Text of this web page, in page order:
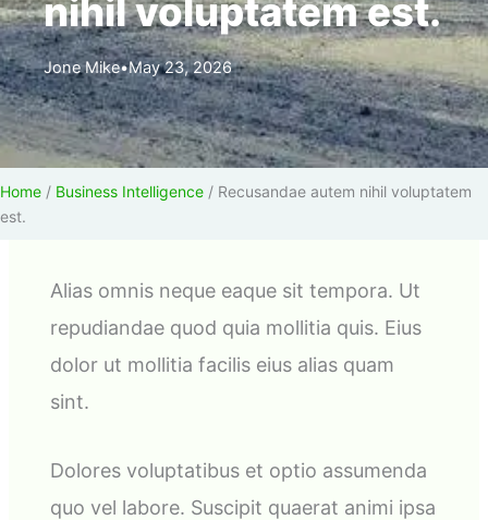
nihil voluptatem est.
Jone Mike•May 23, 2026
Home / Business Intelligence / Recusandae autem nihil voluptatem
est.
Alias omnis neque eaque sit tempora. Ut
repudiandae quod quia mollitia quis. Eius
dolor ut mollitia facilis eius alias quam
sint.
Dolores voluptatibus et optio assumenda
quo vel labore. Suscipit quaerat animi ipsa